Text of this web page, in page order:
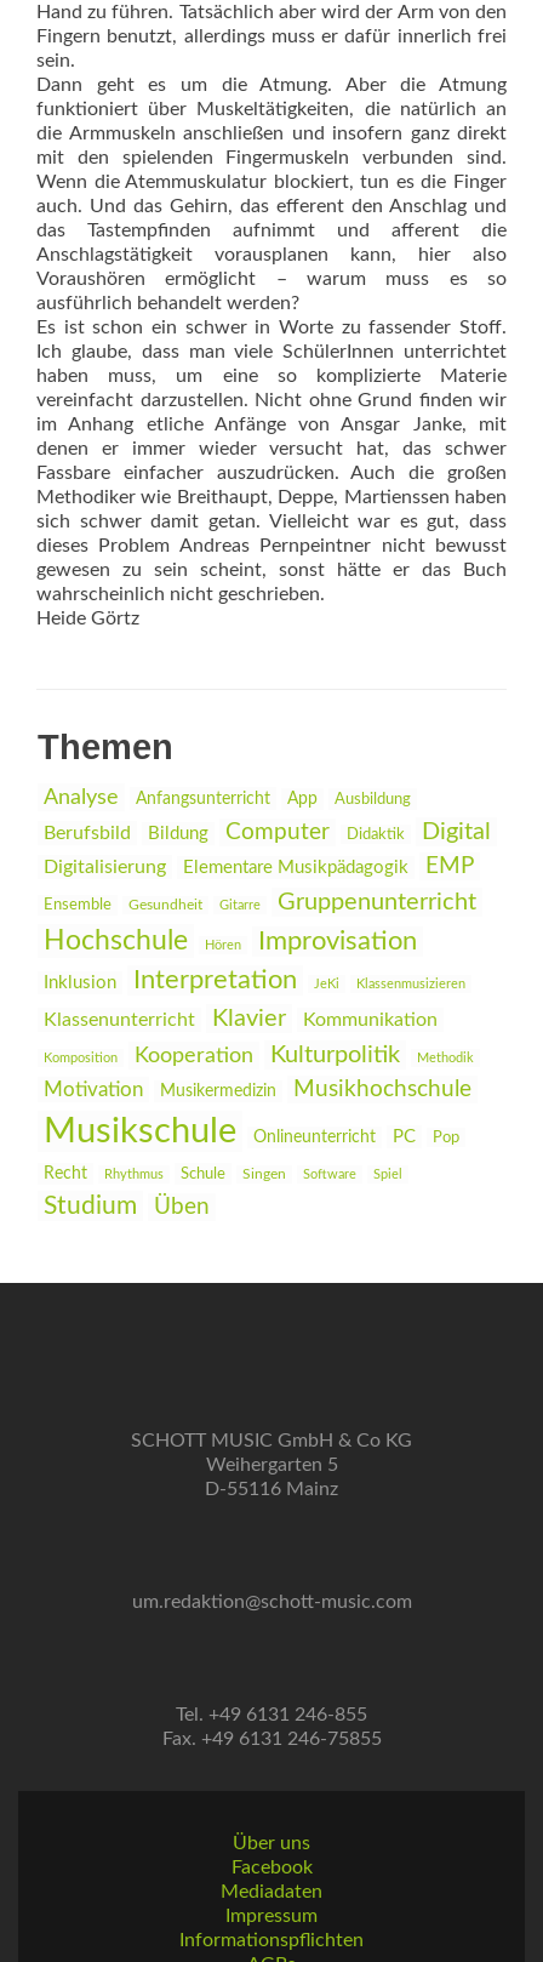
Hand zu führen. Tatsächlich aber wird der Arm von den
Fingern benutzt, allerdings muss er dafür innerlich frei
sein.
Dann geht es um die Atmung. Aber die Atmung
funktioniert über Muskeltätigkeiten, die natürlich an
die Armmuskeln anschließen und insofern ganz direkt
mit den spielenden Fingermuskeln verbunden sind.
Wenn die Atemmuskulatur blockiert, tun es die Finger
auch. Und das Gehirn, das efferent den Anschlag und
das Tastempfinden aufnimmt und afferent die
Anschlagstätigkeit vorausplanen kann, hier also
Voraushören ermöglicht – warum muss es so
ausführlich behandelt werden?
Es ist schon ein schwer in Worte zu fassender Stoff.
Ich glaube, dass man viele SchülerInnen unterrichtet
haben muss, um eine so komplizierte Materie
vereinfacht darzustellen. Nicht ohne Grund finden wir
im Anhang etliche Anfänge von Ansgar Janke, mit
denen er immer wieder versucht hat, das schwer
Fassbare einfacher auszudrücken. Auch die großen
Methodiker wie Breithaupt, Deppe, Martienssen haben
sich schwer damit getan. Vielleicht war es gut, dass
dieses Problem Andreas Pernpeintner nicht bewusst
gewesen zu sein scheint, sonst hätte er das Buch
wahrscheinlich nicht geschrieben.
Heide Görtz
Themen
Analyse Anfangsunterricht App Ausbildung
Berufsbild Bildung Computer Didaktik Digital
Digitalisierung Elementare Musikpädagogik EMP
Ensemble Gesundheit Gitarre Gruppenunterricht
Hochschule Hören Improvisation
Inklusion Interpretation JeKi Klassenmusizieren
Klassenunterricht Klavier Kommunikation
Komposition Kooperation Kulturpolitik Methodik
Motivation Musikermedizin Musikhochschule
Musikschule Onlineunterricht PC Pop
Recht Rhythmus Schule Singen Software Spiel
Studium Üben
SCHOTT MUSIC GmbH & Co KG
Weihergarten 5
D-55116 Mainz
um.redaktion@schott-music.com
Tel. +49 6131 246-855
Fax. +49 6131 246-75855
Über uns
Facebook
Mediadaten
Impressum
Informationspflichten